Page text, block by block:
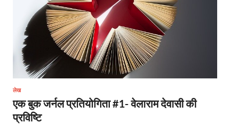
लेख
एक बुक जर्नल प्रतियोगिता #1- वेलाराम देवासी की
प्रविष्टि